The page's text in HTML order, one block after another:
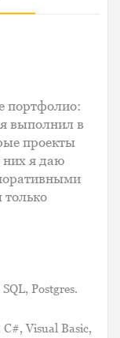
портфолио:
выполнил в
проекты
них я даю
только
Postgres.
Visual Basic,